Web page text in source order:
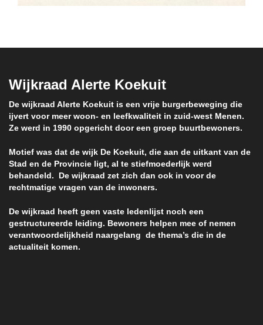
Wijkraad Alerte Koekuit
De wijkraad Alerte Koekuit is een vrije burgerbeweging die
ijvert voor meer woon- en leefkwaliteit in zuid-west Menen.
Ze werd in 1990 opgericht door een groep buurtbewoners.
Motief was dat de wijk De Koekuit, die aan de uitkant van de
Stad en de Provincie ligt, al te stiefmoederlijk werd
behandeld. De wijkraad zet zich dan ook in voor de
rechtmatige vragen van de inwoners.
De wijkraad heeft geen vaste ledenlijst noch een
gestructureerde leiding. Bewoners helpen mee of nemen
verantwoordelijkheid naargelang de thema’s die in de
actualiteit komen.